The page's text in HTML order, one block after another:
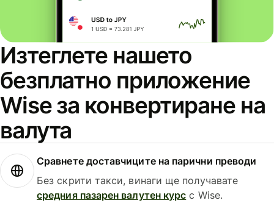
Изтеглете нашето
безплатно приложение
Wise за конвертиране на
валута
Сравнете доставчиците на парични преводи
Без скрити такси, винаги ще получавате
средния пазарен валутен курс с Wise.